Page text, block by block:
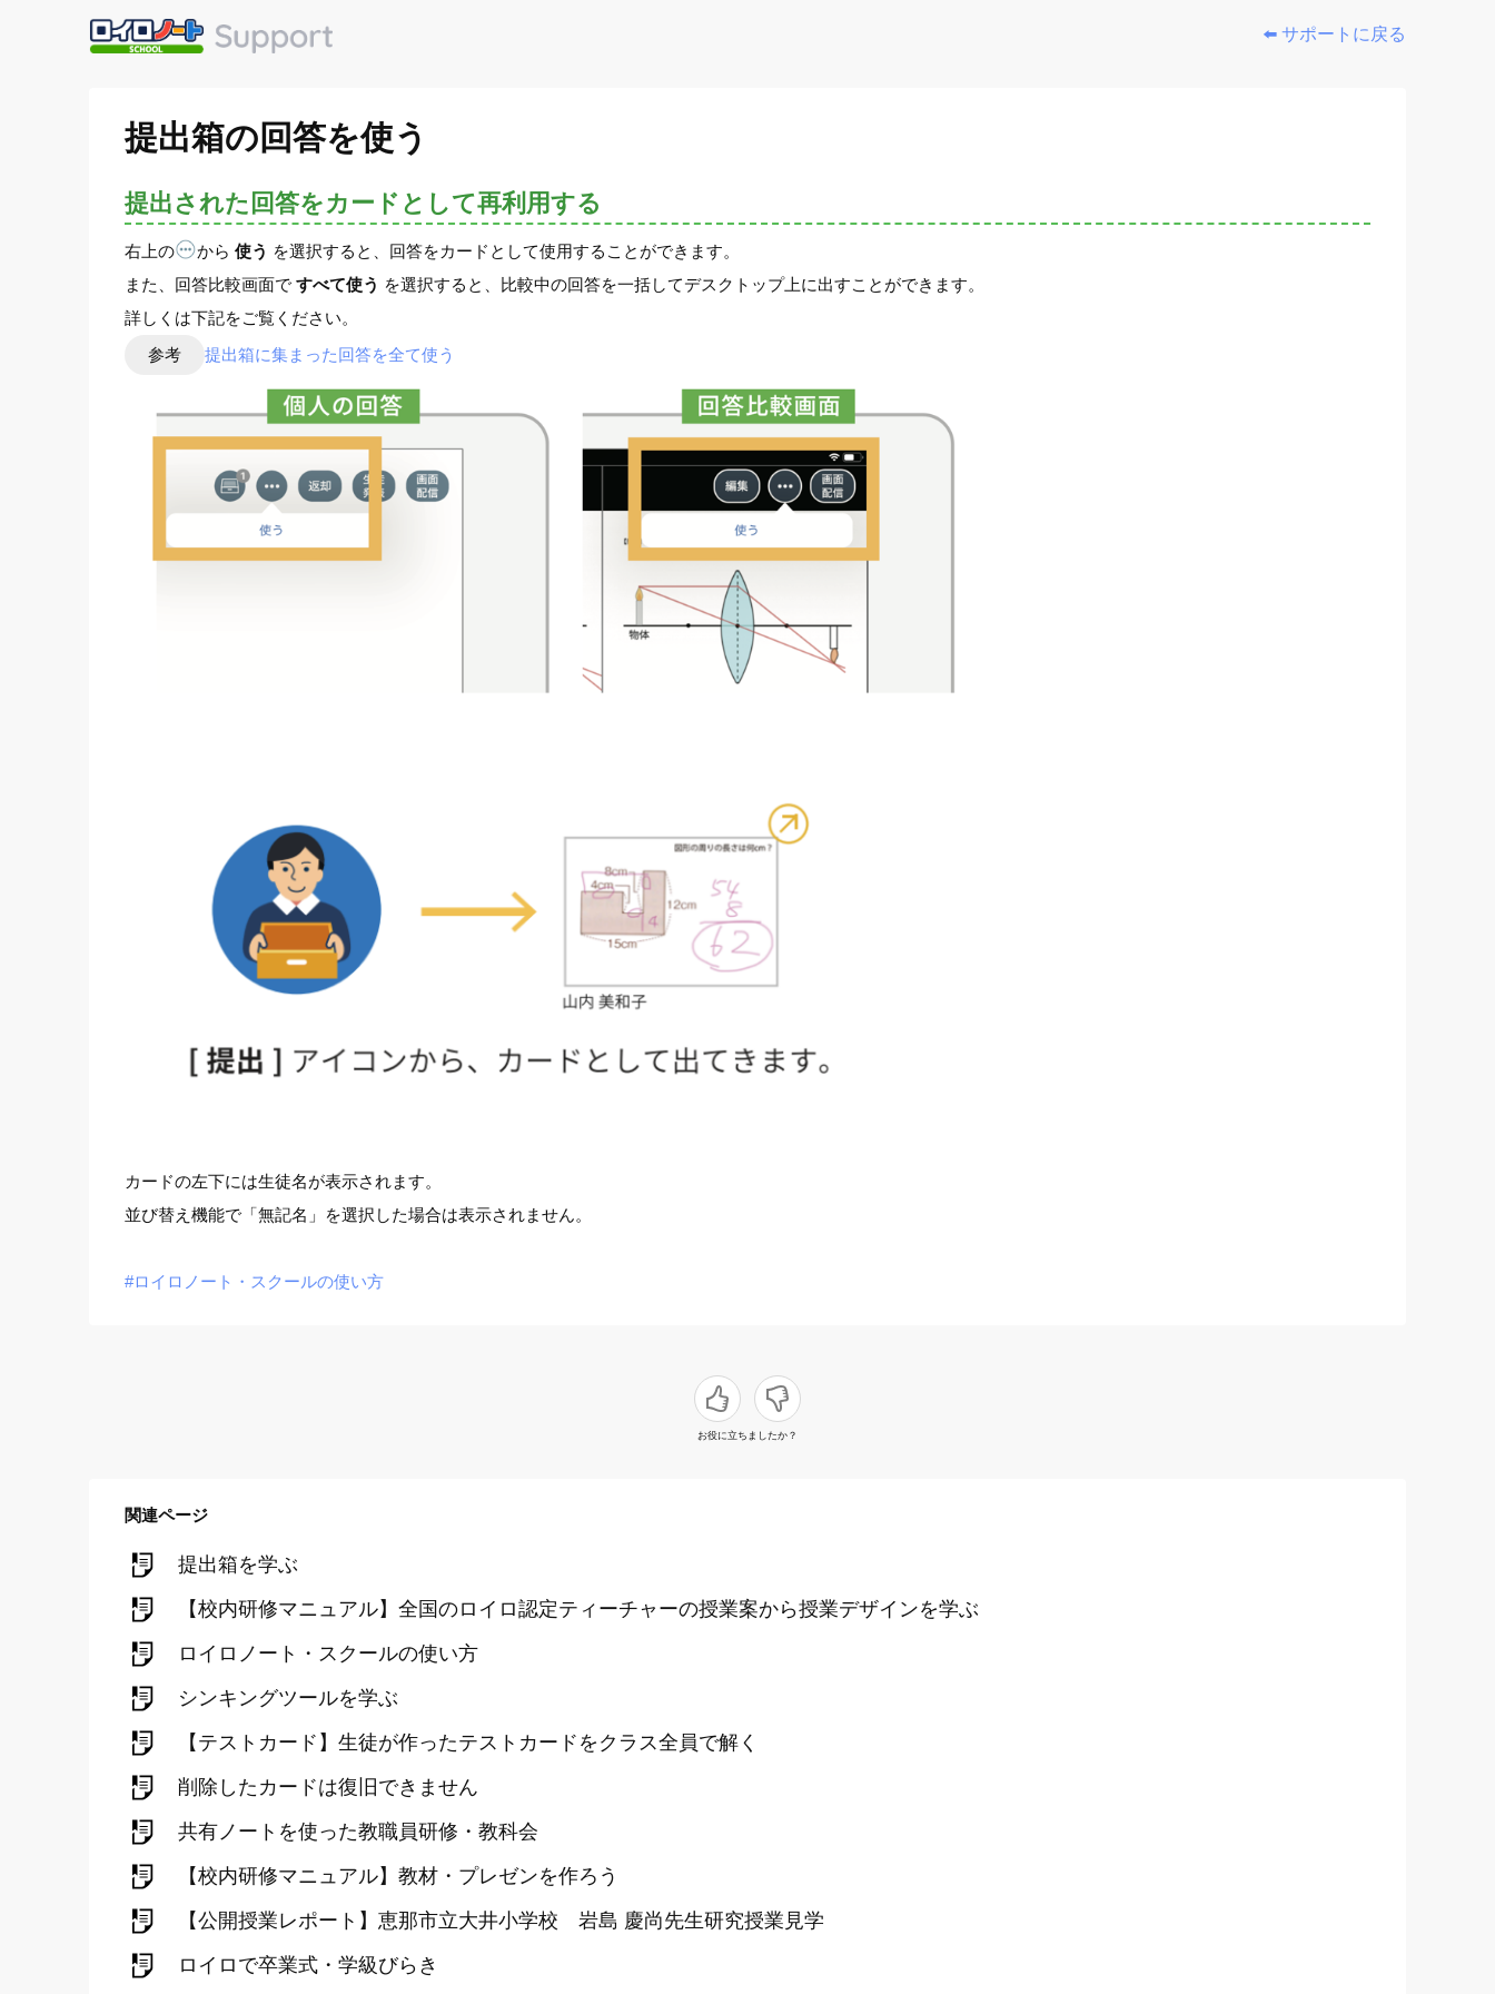
⬅️ サポートに戻る
提出箱の回答を使う
提出された回答をカードとして再利用する
右上の から 使う を選択すると、回答をカードとして使用することができます。
また、回答比較画面で すべて使う を選択すると、比較中の回答を一括してデスクトップ上に出すことができます。
詳しくは下記をご覧ください。
参考
提出箱に集まった回答を全て使う
カードの左下には生徒名が表示されます。
並び替え機能で「無記名」を選択した場合は表示されません。
#ロイロノート・スクールの使い方
お役に立ちましたか？
関連ページ
提出箱を学ぶ
【校内研修マニュアル】全国のロイロ認定ティーチャーの授業案から授業デザインを学ぶ
ロイロノート・スクールの使い方
シンキングツールを学ぶ
【テストカード】生徒が作ったテストカードをクラス全員で解く
削除したカードは復旧できません
共有ノートを使った教職員研修・教科会
【校内研修マニュアル】教材・プレゼンを作ろう
【公開授業レポート】恵那市立大井小学校 岩島 慶尚先生研究授業見学
ロイロで卒業式・学級びらき